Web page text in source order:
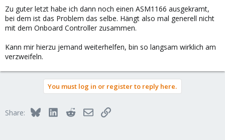
Zu guter letzt habe ich dann noch einen ASM1166 ausgekramt,
bei dem ist das Problem das selbe. Hängt also mal generell nicht
mit dem Onboard Controller zusammen.
Kann mir hierzu jemand weiterhelfen, bin so langsam wirklich am
verzweifeln.
You must log in or register to reply here.
Share: BlueskyLinkedInRedditEmailLink